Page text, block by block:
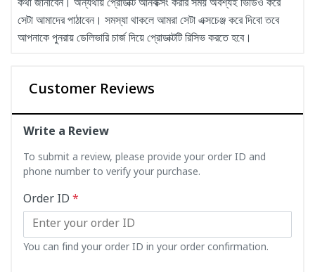
কথা জানাবেন। অন্যথায় প্রোডাক্ট আনবক্সিং করার সময় অবশ্যই ভিডিও করে
সেটা আমাদের পাঠাবেন। সমস্যা থাকলে আমরা সেটা এক্সচেঞ্জ করে দিবো তবে
আপনাকে পুনরায় ডেলিভারি চার্জ দিয়ে প্রোডাক্টটি রিসিভ করতে হবে।
Customer Reviews
Write a Review
To submit a review, please provide your order ID and
phone number to verify your purchase.
Order ID *
You can find your order ID in your order confirmation.